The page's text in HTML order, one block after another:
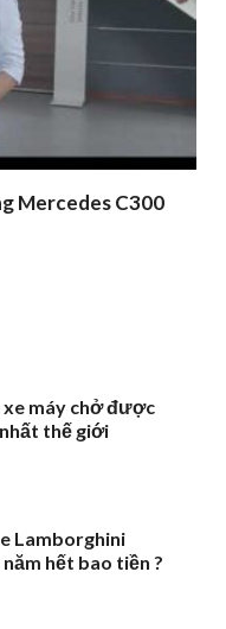
Mercedes C300
xe máy chở được
thế giới
Lamborghini
hết bao tiền ?